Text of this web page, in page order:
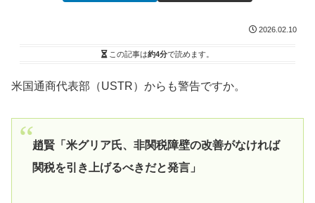
2026.02.10
この記事は約4分で読めます。
米国通商代表部（USTR）からも警告ですか。
趙賢「米グリア氏、非関税障壁の改善がなければ
関税を引き上げるべきだと発言」